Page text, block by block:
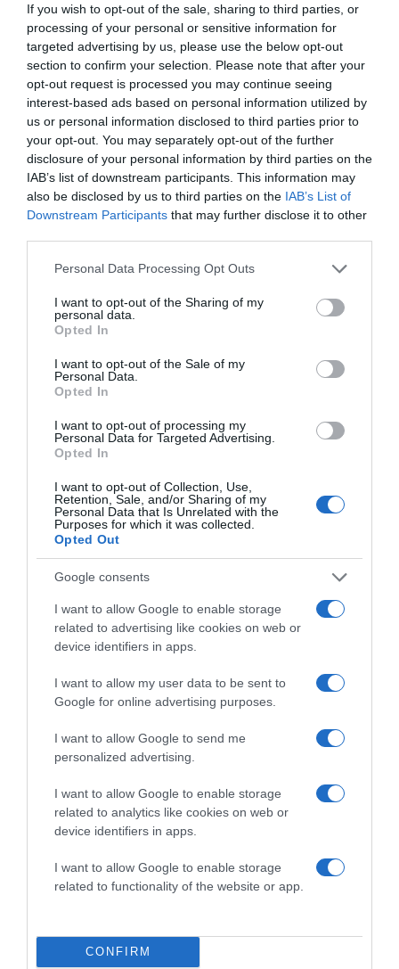
If you wish to opt-out of the sale, sharing to third parties, or
processing of your personal or sensitive information for
targeted advertising by us, please use the below opt-out
section to confirm your selection. Please note that after your
opt-out request is processed you may continue seeing
interest-based ads based on personal information utilized by
us or personal information disclosed to third parties prior to
your opt-out. You may separately opt-out of the further
disclosure of your personal information by third parties on the
IAB’s list of downstream participants. This information may
also be disclosed by us to third parties on the IAB’s List of
Downstream Participants that may further disclose it to other
Please note that this website/app uses one or more Google
not limited to your visit or usage behaviour. You may click to
grant or deny consent to Google and its third-party tags to
use your data for below specified purposes in below Google
consent section.
Personal Data Processing Opt Outs
I want to opt-out of the Sharing of my
personal data.
Opted In
I want to opt-out of the Sale of my
Personal Data.
Opted In
I want to opt-out of processing my
Personal Data for Targeted Advertising.
Opted In
I want to opt-out of Collection, Use,
Retention, Sale, and/or Sharing of my
Personal Data that Is Unrelated with the
Purposes for which it was collected.
Opted Out
Google consents
I want to allow Google to enable storage
related to advertising like cookies on web or
device identifiers in apps.
I want to allow my user data to be sent to
Google for online advertising purposes.
I want to allow Google to send me
personalized advertising.
I want to allow Google to enable storage
related to analytics like cookies on web or
device identifiers in apps.
I want to allow Google to enable storage
related to functionality of the website or app.
CONFIRM
- Abszurd, hogy a női önbecsülést és önértékelést csak
annyira tartod, hogy szerinted egy nőnek egy mérgező
kapcsolatban kellene élnie, csak azért, mert valaki írt róla
egyszer egy dalt. Ami egyébként nem teljesen igaz. Én
nem egy bébiszitter vagyok, és nem is egy anya, és egy
nőnek sem szabadna, hogy így érezze magát egy
kapcsolatban. Én törődtem vele és folyamatosan
támogattam, hogy leszokjon az ivásról (továbbra is
fogom), évekig imádkoztam azért, hogy összeszedje
magát. De egy nőt hibáztatni azért, hogy egy férfi nem
képes összekapni magát, az egy hatalmas hiba!- írta
Forrás: Glamour.hu
Megosztás: Facebook Twitter Pinterest
Ariana Grande,Mac Miller,szakítási okok
2026-08-04.
Még mindig a férfiak fizetnek az első randin